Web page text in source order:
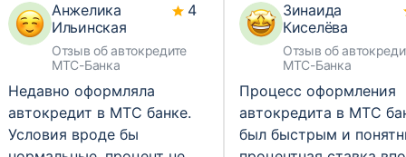
Анжелика
Ильинская
Отзыв об автокредите
МТС-Банка
4
Недавно оформляла
автокредит в МТС банке.
Условия вроде бы
Зинаида
Киселёва
Отзыв об
МТС-Банка
Процесс оформления
автокредита в МТС
был быстрым и